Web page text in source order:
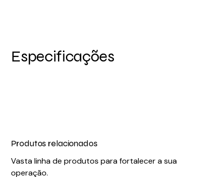
Especificações
Produtos relacionados
Vasta linha de produtos para fortalecer a sua
operação.